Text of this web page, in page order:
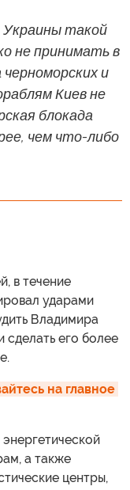
Украины такой
не принимать в
и
Киев не
блокада
чем что-либо
в течение
ударами
Владимира
сделать его более
на главное
а также
центры,